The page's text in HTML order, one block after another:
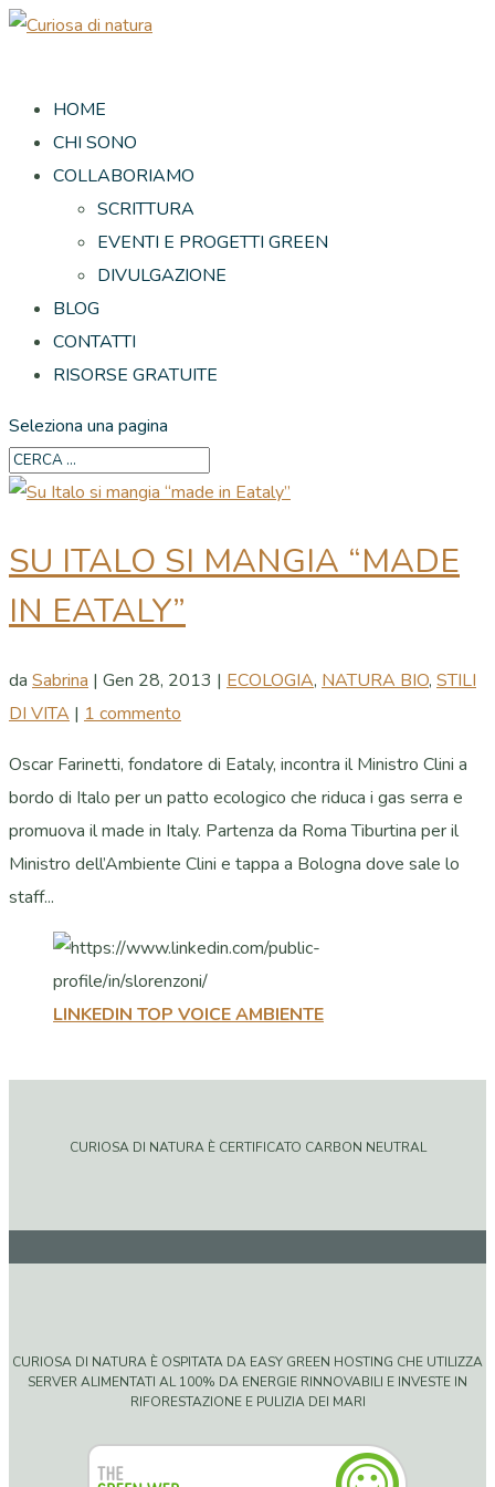
HOME
CHI SONO
COLLABORIAMO
SCRITTURA
EVENTI E PROGETTI GREEN
DIVULGAZIONE
BLOG
CONTATTI
RISORSE GRATUITE
Seleziona una pagina
SU ITALO SI MANGIA “MADE
IN EATALY”
da Sabrina | Gen 28, 2013 | ECOLOGIA, NATURA BIO, STILI
DI VITA | 1 commento
Oscar Farinetti, fondatore di Eataly, incontra il Ministro Clini a
bordo di Italo per un patto ecologico che riduca i gas serra e
promuova il made in Italy. Partenza da Roma Tiburtina per il
Ministro dell’Ambiente Clini e tappa a Bologna dove sale lo
staff...
LINKEDIN TOP VOICE AMBIENTE
CURIOSA DI NATURA È CERTIFICATO CARBON NEUTRAL
CURIOSA DI NATURA È OSPITATA DA EASY GREEN HOSTING CHE UTILIZZA
SERVER ALIMENTATI AL 100% DA ENERGIE RINNOVABILI E INVESTE IN
RIFORESTAZIONE E PULIZIA DEI MARI